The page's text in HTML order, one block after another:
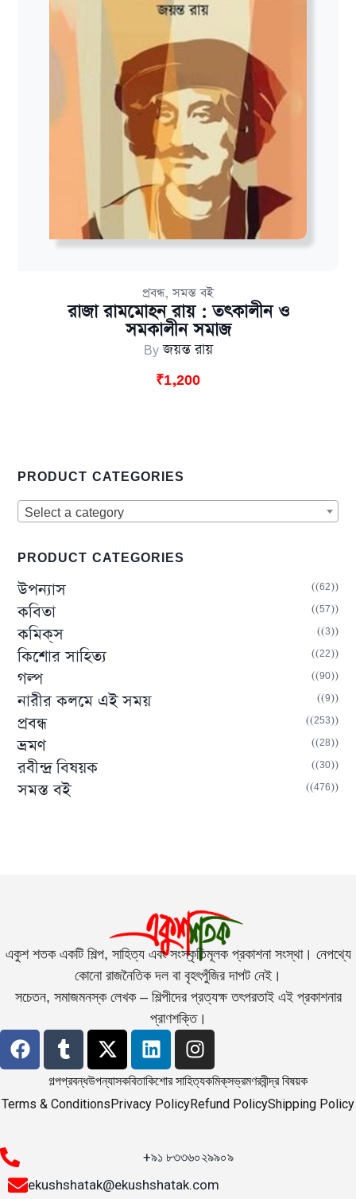
প্রবন্ধ,সমস্ত বই
রাজা রামমোহন রায় : তৎকালীন ও
সমকালীন সমাজ
Byজয়ন্ত রায়
₹1,200
PRODUCT CATEGORIES
Select a category
PRODUCT CATEGORIES
উপন্যাস (62)
কবিতা (57)
কমিক্‌স (3)
কিশোর সাহিত্য (22)
গল্প (90)
নারীর কলমে এই সময় (9)
প্রবন্ধ (253)
ভ্রমণ (28)
রবীন্দ্র বিষয়ক (30)
সমস্ত বই (476)
একুশ শতক একটি শিল্প, সাহিত্য এবং সংস্কৃতিমূলক প্রকাশনা সংস্থা। নেপথ্যে
কোনো রাজনৈতিক দল বা বৃহৎপুঁজির দাপট নেই।
সচেতন, সমাজমনস্ক লেখক – শিল্পীদের প্রত্যক্ষ তৎপরতাই এই প্রকাশনার
প্রাণশক্তি।
গল্পপ্রবন্ধউপন্যাসকবিতাকিশোর সাহিত্যকমিক্‌সভ্রমণরবীন্দ্র বিষয়ক
Terms & ConditionsPrivacy PolicyRefund PolicyShipping Policy
+৯১ ৮৩৩৬০২৯৯০৯
ekushshatak@ekushshatak.com